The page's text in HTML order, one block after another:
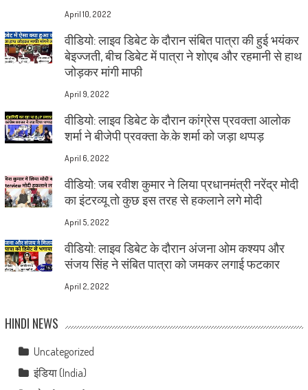
April 10, 2022
वीडियो: लाइव डिबेट के दौरान संबित पात्रा की हुई भयंकर
बेइज्जती, बीच डिबेट में पात्रा ने शोएब और रहमानी से हाथ
जोड़कर मांगी माफी
April 9, 2022
वीडियो: लाइव डिबेट के दौरान कांग्रेस प्रवक्ता आलोक
शर्मा ने बीजेपी प्रवक्ता के.के शर्मा को जड़ा थप्पड़
April 6, 2022
वीडियो: जब रवीश कुमार ने लिया प्रधानमंत्री नरेंद्र मोदी
का इंटरव्यू तो कुछ इस तरह से हकलाने लगे मोदी
April 5, 2022
वीडियो: लाइव डिबेट के दौरान अंजना ओम कश्यप और
संजय सिंह ने संबित पात्रा को जमकर लगाई फटकार
April 2, 2022
HINDI NEWS
Uncategorized
इंडिया (India)